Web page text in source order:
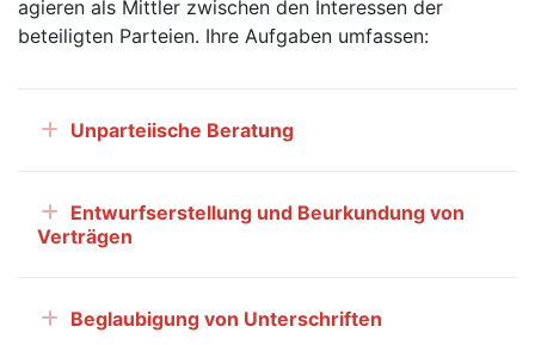
agieren als Mittler zwischen den Interessen der
beteiligten Parteien. Ihre Aufgaben umfassen:
Unparteiische Beratung
Entwurfserstellung und Beurkundung von
Verträgen
Beglaubigung von Unterschriften